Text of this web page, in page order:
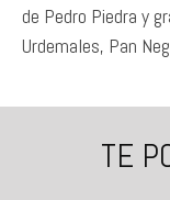
de Pedro Piedra y
Urdemales, Pan
TE